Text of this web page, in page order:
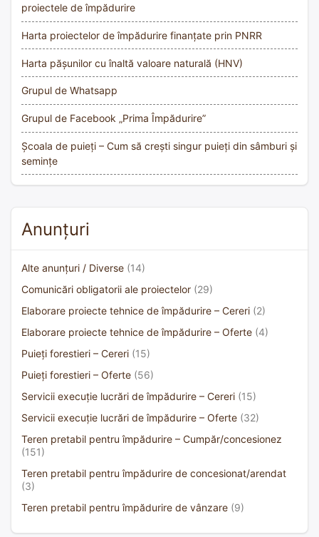
proiectele de împădurire
Harta proiectelor de împădurire finanțate prin PNRR
Harta pășunilor cu înaltă valoare naturală (HNV)
Grupul de Whatsapp
Grupul de Facebook „Prima Împădurire”
Școala de puieți – Cum să crești singur puieți din sâmburi și
semințe
Anunțuri
Alte anunțuri / Diverse (14)
Comunicări obligatorii ale proiectelor (29)
Elaborare proiecte tehnice de împădurire – Cereri (2)
Elaborare proiecte tehnice de împădurire – Oferte (4)
Puieți forestieri – Cereri (15)
Puieți forestieri – Oferte (56)
Servicii execuție lucrări de împădurire – Cereri (15)
Servicii execuție lucrări de împădurire – Oferte (32)
Teren pretabil pentru împădurire – Cumpăr/concesionez
(151)
Teren pretabil pentru împădurire de concesionat/arendat
(3)
Teren pretabil pentru împădurire de vânzare (9)